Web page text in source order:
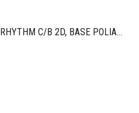
SILLA MOD. STAY RESPALDO RHYTHM C/B 2D, BASE POLIAM.NEGRA, MARCO Y LUMBAR NEGRO, CAÑA BRAZO POLIPROPILENO NEGRO, RESPALDO RHYTM CALDERA, CABECERO TAPIZADO, RUEDAS HUECAS, R37 RHYTM CALDERA